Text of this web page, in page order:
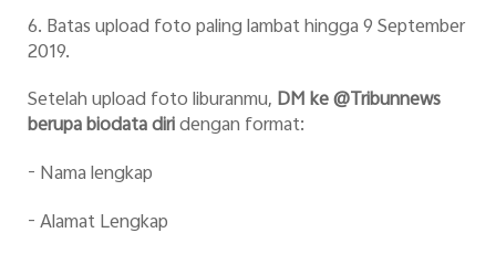
6. Batas upload foto paling lambat hingga 9 September
2019.
Setelah upload foto liburanmu, DM ke @Tribunnews
berupa biodata diridengan format:
- Nama lengkap
- Alamat Lengkap